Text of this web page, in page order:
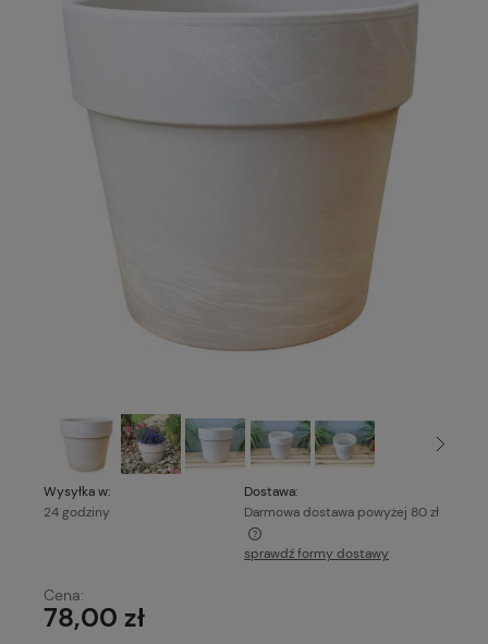
Wysyłka w:
24 godziny
Dostawa:
Darmowa dostawa powyżej 80 zł
Każde zamówienie o wartości powyżej 80 zł wysyłamy
sprawdź formy dostawy
Cena:
78,00 zł